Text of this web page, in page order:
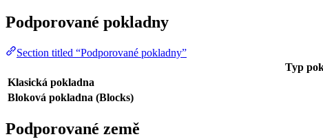
Podporované pokladny
Section titled “Podporované pokladny”
Typ
Klasická pokladna
Bloková pokladna (Blocks)
Podporované země